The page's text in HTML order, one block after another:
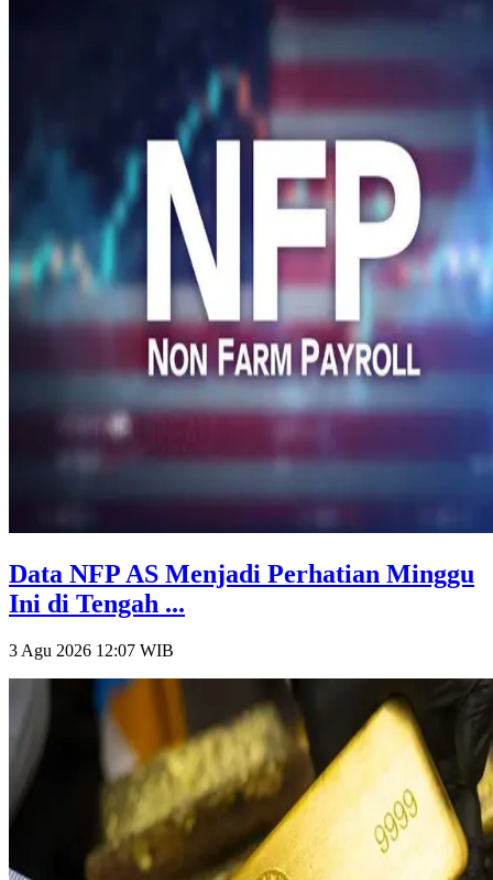
Data NFP AS Menjadi Perhatian Minggu
Ini di Tengah ...
3 Agu 2026 12:07 WIB